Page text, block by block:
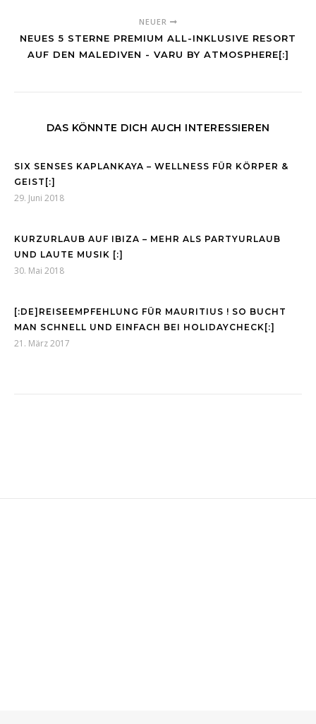
NEUER
NEUES 5 STERNE PREMIUM ALL-INKLUSIVE RESORT
AUF DEN MALEDIVEN - VARU BY ATMOSPHERE[:]
DAS KÖNNTE DICH AUCH INTERESSIEREN
SIX SENSES KAPLANKAYA – WELLNESS FÜR KÖRPER &
GEIST[:]
29. Juni 2018
KURZURLAUB AUF IBIZA – MEHR ALS PARTYURLAUB
UND LAUTE MUSIK [:]
30. Mai 2018
[:DE]REISEEMPFEHLUNG FÜR MAURITIUS ! SO BUCHT
MAN SCHNELL UND EINFACH BEI HOLIDAYCHECK[:]
21. März 2017